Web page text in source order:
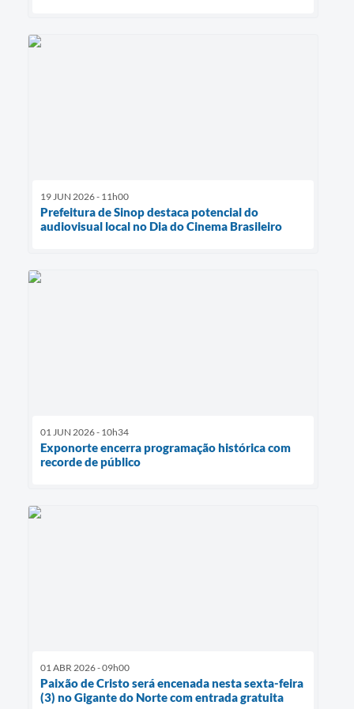
19 JUN 2026 - 11h00
Prefeitura de Sinop destaca potencial do
audiovisual local no Dia do Cinema Brasileiro
01 JUN 2026 - 10h34
Exponorte encerra programação histórica com
recorde de público
01 ABR 2026 - 09h00
Paixão de Cristo será encenada nesta sexta-feira
(3) no Gigante do Norte com entrada gratuita